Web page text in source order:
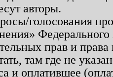
авторы.
голосования
прав и
там где не
и оплатившее